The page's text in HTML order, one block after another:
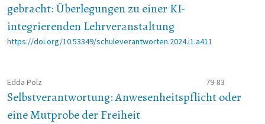
gebracht: Überlegungen zu einer KI-
integrierenden Lehrveranstaltung
https://doi.org/10.53349/schuleverantworten.2024.i1.a411
Edda Polz 79-83
Selbstverantwortung: Anwesenheitspflicht oder
eine Mutprobe der Freiheit